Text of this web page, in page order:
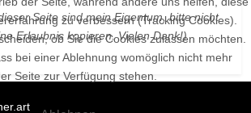
Seite sind mein Eigentum, bitte nicht
Erlaubnis kopieren. Vielen Dank!)
zu verbessern (Tracking Cookies).
ob Sie die Cookies zulassen möchten.
bei einer Ablehnung womöglich nicht mehr
Seite zur Verfügung stehen.